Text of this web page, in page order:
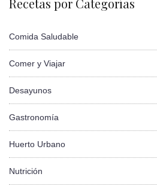
Comida Saludable
Comer y Viajar
Desayunos
Gastronomía
Huerto Urbano
Nutrición